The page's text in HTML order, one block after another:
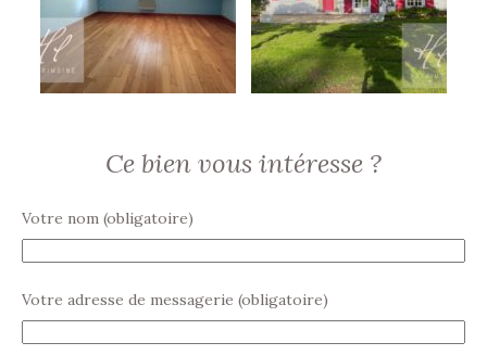
Ce bien vous intéresse ?
Votre nom (obligatoire)
Votre adresse de messagerie (obligatoire)